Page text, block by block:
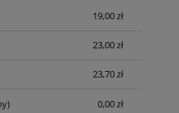
ewentualnych kosztów19,00 zł
23,00 zł
23,70 zł
0,00 zł